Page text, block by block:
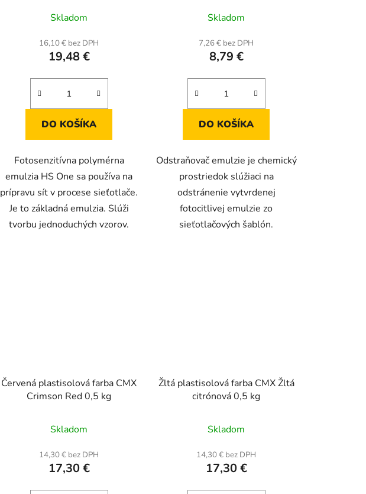
hodnotenie
produktu
je
z
hviezdičiek.
Skladom
16,10 € bez DPH
19,48 €
DO KOŠÍKA
Fotosenzitívna polymérna
emulzia HS One sa používa na
prípravu sít v procese sieťotlače.
Je to základná emulzia. Slúži
tvorbu jednoduchých vzorov.
hodnotenie
produktu
je
z
hviezdičiek.
Skladom
7,26 € bez DPH
8,79 €
DO KOŠÍKA
Odstraňovač emulzie je chemický
prostriedok slúžiaci na
odstránenie vytvrdenej
fotocitlivej emulzie zo
sieťotlačových šablón.
Červená plastisolová farba CMX
Crimson Red 0,5 kg
Skladom
14,30 € bez DPH
17,30 €
Žltá plastisolová farba CMX Žltá
citrónová 0,5 kg
Skladom
14,30 € bez DPH
17,30 €